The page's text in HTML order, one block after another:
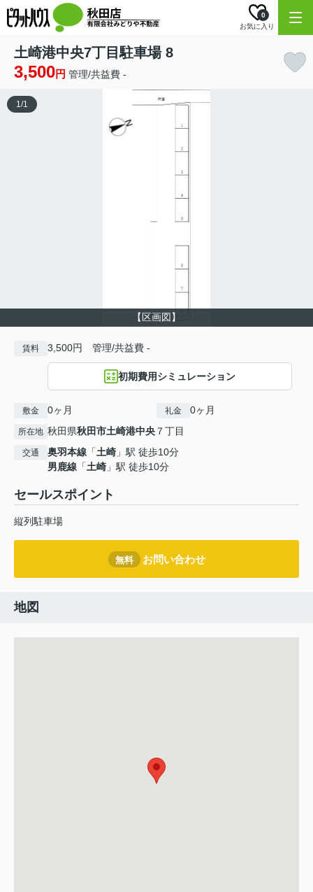
お気に入り
0
土崎港中央7丁目駐車場 8
3,500円 管理/共益費 -
【区画図】
1/1
賃料 3,500円 管理/共益費 -
初期費用シミュレーション
敷金 0ヶ月 礼金 0ヶ月
所在地 秋田県秋田市土崎港中央 ７丁目
交通 奥羽本線 「土崎 」駅 徒歩10分
男鹿線 「土崎 」駅 徒歩10分
セールスポイント
縦列駐車場
無料 お問い合わせ
地図